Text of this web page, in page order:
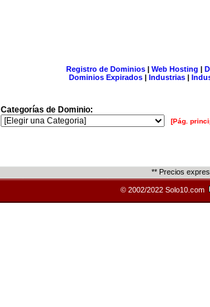
Registro de Dominios| Web Hosting |
Dominios Expirados | Industrias |
Categorías de Dominio:
[Pág.
** Precios
© 2002/2022 Solo10.com